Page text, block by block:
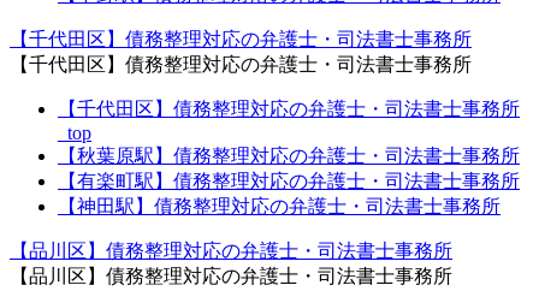
【千代田区】債務整理対応の弁護士・司法書士事務所
【千代田区】債務整理対応の弁護士・司法書士事務所
【千代田区】債務整理対応の弁護士・司法書士事務所
_top
【秋葉原駅】債務整理対応の弁護士・司法書士事務所
【有楽町駅】債務整理対応の弁護士・司法書士事務所
【神田駅】債務整理対応の弁護士・司法書士事務所
【品川区】債務整理対応の弁護士・司法書士事務所
【品川区】債務整理対応の弁護士・司法書士事務所